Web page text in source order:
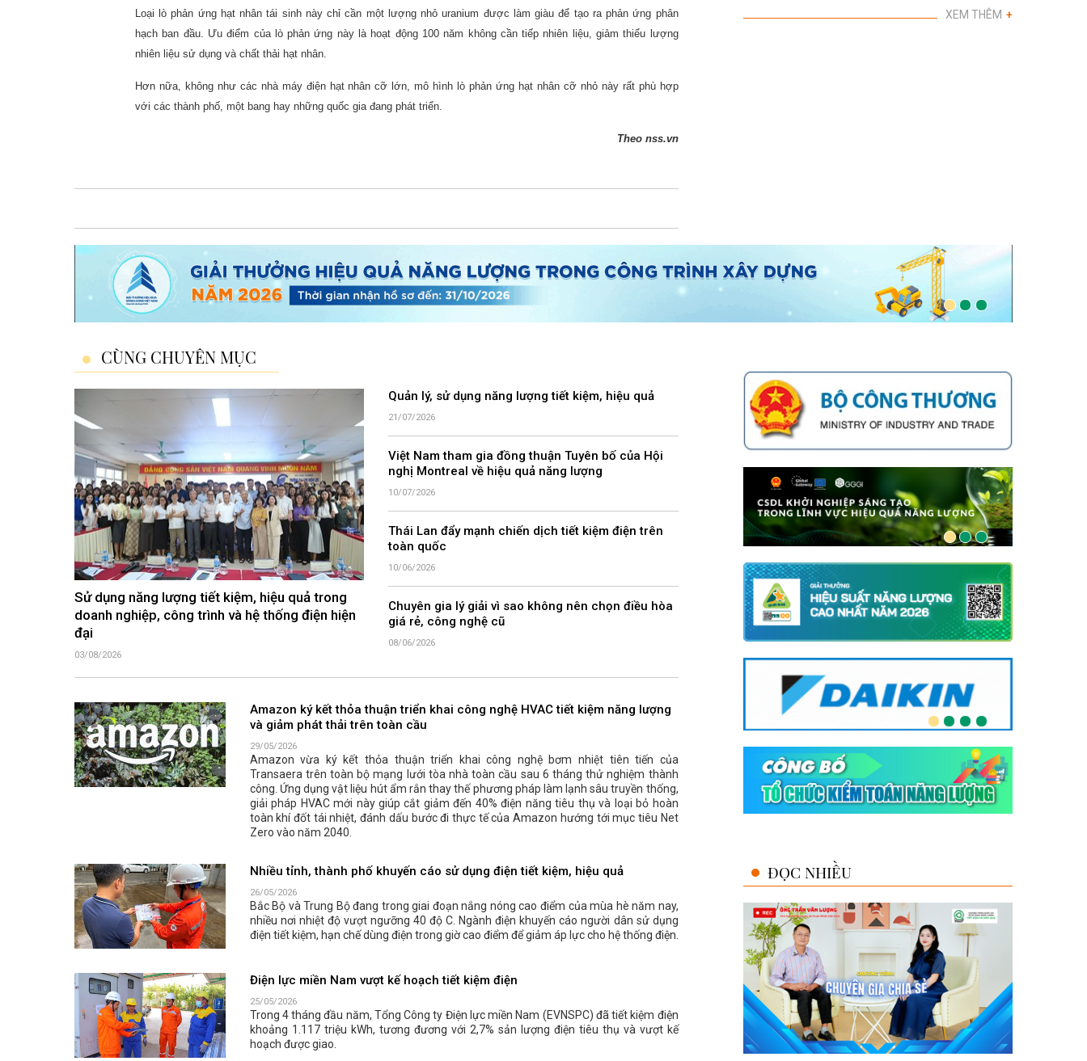
Loại lò phản ứng hạt nhân tái sinh này chỉ cần một lượng nhỏ uranium được làm giàu để tạo ra phản ứng phân
hạch ban đầu. Ưu điểm của lò phản ứng này là hoạt động 100 năm không cần tiếp nhiên liệu, giảm thiểu lượng
nhiên liệu sử dụng và chất thải hạt nhân.
Hơn nữa, không như các nhà máy điện hạt nhân cỡ lớn, mô hình lò phản ứng hạt nhân cỡ nhỏ này rất phù hợp
với các thành phố, một bang hay những quốc gia đang phát triển.
Theo nss.vn
XEM THÊM +
CÙNG CHUYÊN MỤC
Sử dụng năng lượng tiết kiệm, hiệu quả trong
doanh nghiệp, công trình và hệ thống điện hiện
đại
03/08/2026
Quản lý, sử dụng năng lượng tiết kiệm, hiệu quả
21/07/2026
Việt Nam tham gia đồng thuận Tuyên bố của Hội
nghị Montreal về hiệu quả năng lượng
10/07/2026
Thái Lan đẩy mạnh chiến dịch tiết kiệm điện trên
toàn quốc
10/06/2026
Chuyên gia lý giải vì sao không nên chọn điều hòa
giá rẻ, công nghệ cũ
08/06/2026
Amazon ký kết thỏa thuận triển khai công nghệ HVAC tiết kiệm năng lượng
và giảm phát thải trên toàn cầu
29/05/2026
Amazon vừa ký kết thỏa thuận triển khai công nghệ bơm nhiệt tiên tiến của
Transaera trên toàn bộ mạng lưới tòa nhà toàn cầu sau 6 tháng thử nghiệm thành
công. Ứng dụng vật liệu hút ẩm rắn thay thế phương pháp làm lạnh sâu truyền thống,
giải pháp HVAC mới này giúp cắt giảm đến 40% điện năng tiêu thụ và loại bỏ hoàn
toàn khí đốt tái nhiệt, đánh dấu bước đi thực tế của Amazon hướng tới mục tiêu Net
Zero vào năm 2040.
Nhiều tỉnh, thành phố khuyến cáo sử dụng điện tiết kiệm, hiệu quả
26/05/2026
Bắc Bộ và Trung Bộ đang trong giai đoạn nắng nóng cao điểm của mùa hè năm nay,
nhiều nơi nhiệt độ vượt ngưỡng 40 độ C. Ngành điện khuyến cáo người dân sử dụng
điện tiết kiệm, hạn chế dùng điện trong giờ cao điểm để giảm áp lực cho hệ thống điện.
Điện lực miền Nam vượt kế hoạch tiết kiệm điện
25/05/2026
Trong 4 tháng đầu năm, Tổng Công ty Điện lực miền Nam (EVNSPC) đã tiết kiệm điện
khoảng 1.117 triệu kWh, tương đương với 2,7% sản lượng điện tiêu thụ và vượt kế
hoạch được giao.
ĐỌC NHIỀU